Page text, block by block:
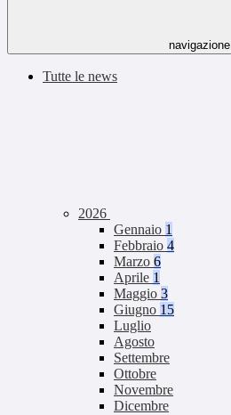
navigazione
Tutte le news
2026
Gennaio 1
Febbraio 4
Marzo 6
Aprile 1
Maggio 3
Giugno 15
Luglio
Agosto
Settembre
Ottobre
Novembre
Dicembre